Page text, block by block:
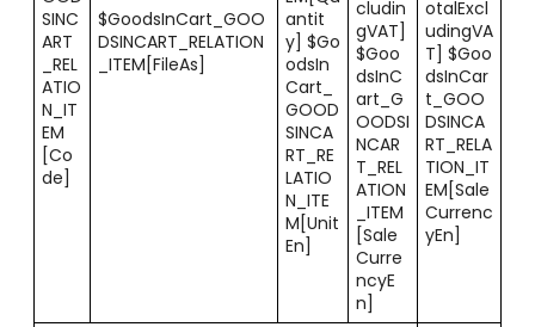
SINC
ART
_REL
ATIO
N_IT
EM
[Co
de]
$GoodsInCart_GOO
DSINCART_RELATION
_ITEM[FileAs]
antit
y] $Go
odsIn
Cart_
GOOD
SINCA
RT_RE
LATIO
N_ITE
M[Unit
En]
cludin
gVAT]
$Goo
dsInC
art_G
OODSI
NCAR
T_REL
ATION
_ITEM
[Sale
Curre
ncyE
n]
otalExcl
udingVA
T] $Goo
dsInCar
t_GOO
DSINCA
RT_RELA
TION_IT
EM[Sale
Currenc
yEn]